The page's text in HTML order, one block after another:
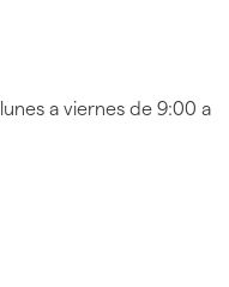
a viernes de 9:00 a